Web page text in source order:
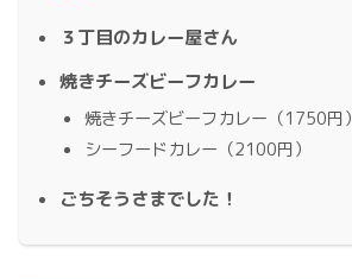
３丁目のカレー屋さん
焼きチーズビーフカレー
焼きチーズビーフカレー（1750円）
シーフードカレー（2100円）
ごちそうさまでした！